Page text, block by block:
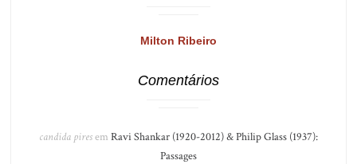
Milton Ribeiro
Comentários
candida piresem Ravi Shankar (1920-2012) & Philip Glass (1937):
Passages